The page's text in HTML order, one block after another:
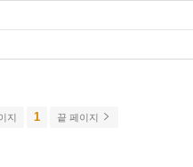
지 1 끝 페이지